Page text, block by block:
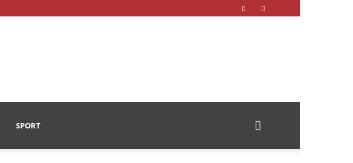
SPORT